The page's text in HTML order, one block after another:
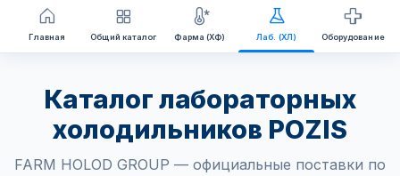
Перейти
Главная Общий каталог Фарма (ХФ) Лаб. (ХЛ) Оборудование
Каталог лабораторных
холодильников POZIS
FARM HOLOD GROUP — официальные поставки по